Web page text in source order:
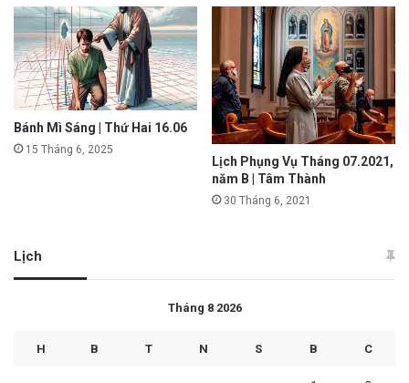
Bánh Mì Sáng | Thứ Hai 16.06
15 Tháng 6, 2025
Lịch Phụng Vụ Tháng 07.2021,
năm B | Tâm Thành
30 Tháng 6, 2021
Lịch
Tháng 8 2026
H B T N S B C